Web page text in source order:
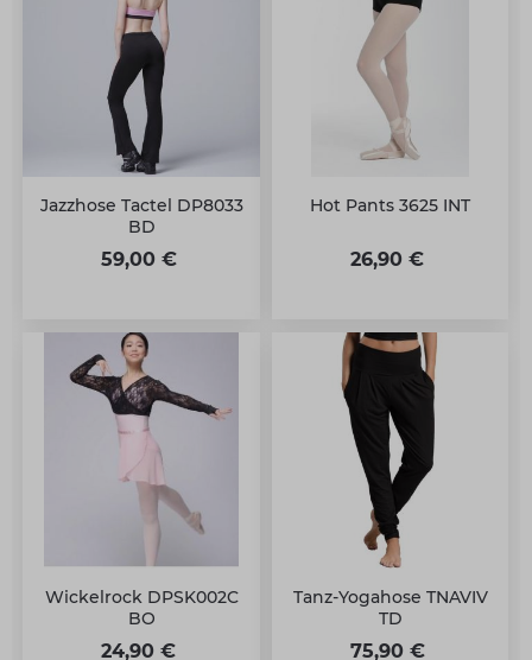
Jazzhose Tactel DP8033
BD
59,00 €
Hot Pants 3625 INT
26,90 €
Wickelrock DPSK002C
BO
24,90 €
Tanz-Yogahose TNAVIV
TD
75,90 €